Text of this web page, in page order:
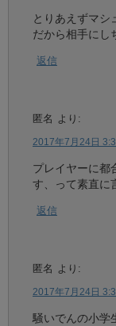
とりあえずマシ
だから相手にし
返信
匿名 より:
2017年7月24日
プレイヤーに都
す、って素直に
返信
匿名 より:
2017年7月24日
騒いでんの小学